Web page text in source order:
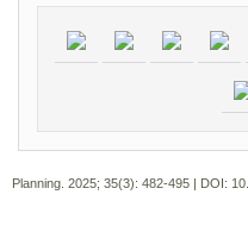
Planning. 2025; 35(3): 482-495 | DOI: